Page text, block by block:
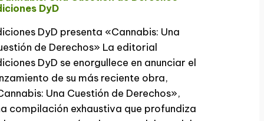
DyD
DyD presenta «Cannabis: Una
de Derechos» La editorial
DyD se enorgullece en anunciar el
de su más reciente obra,
Una Cuestión de Derechos»,
compilación exhaustiva que profundiza